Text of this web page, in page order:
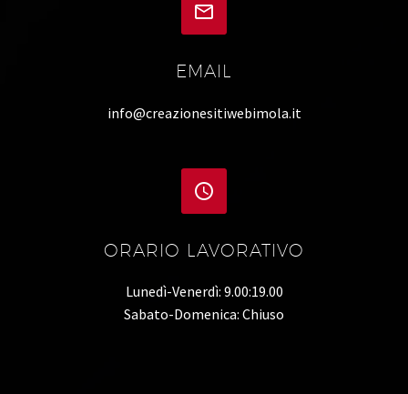


EMAIL
info@creazionesitiwebimola.it


ORARIO LAVORATIVO
Lunedì-Venerdì: 9.00:19.00
Sabato-Domenica: Chiuso